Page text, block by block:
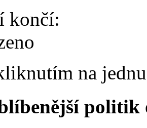
končí:
na
politik